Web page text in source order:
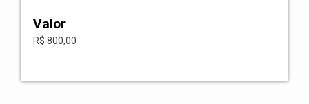
Valor
R$ 800,00